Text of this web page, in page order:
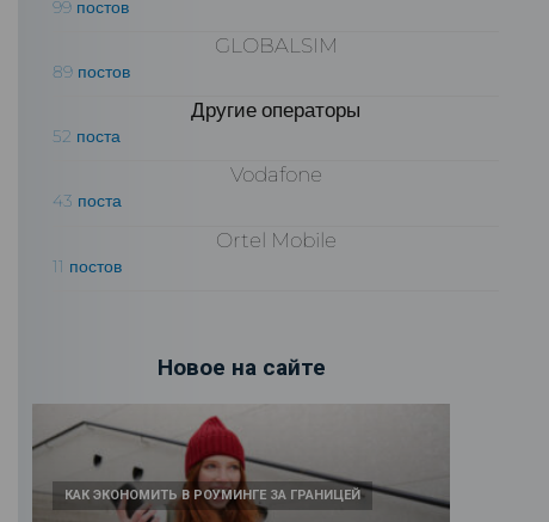
99 постов
GLOBALSIM
89 постов
Другие операторы
52 поста
Vodafone
43 поста
Ortel Mobile
11 постов
Новое на сайте
КАК ЭКОНОМИТЬ В РОУМИНГЕ ЗА ГРАНИЦЕЙ